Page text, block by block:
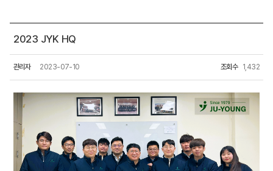
2023 JYK HQ
관리자 2023-07-10 조회수 1,432